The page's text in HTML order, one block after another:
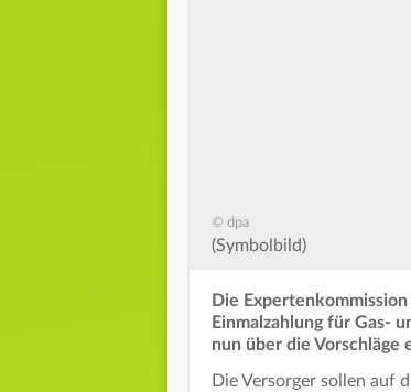
© dpa
(Symbolbild)
Die
Einmalzahlung für Gas-
nun über die Vorschläge
Die Versorger sollen auf